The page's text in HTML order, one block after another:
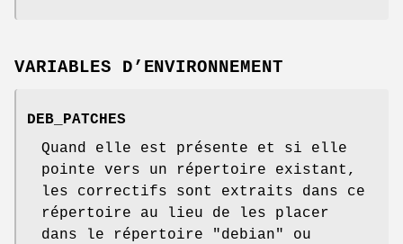
VARIABLES D’ENVIRONNEMENT
DEB_PATCHES
Quand elle est présente et si elle
pointe vers un répertoire existant,
les correctifs sont extraits dans ce
répertoire au lieu de les placer
dans le répertoire "debian" ou